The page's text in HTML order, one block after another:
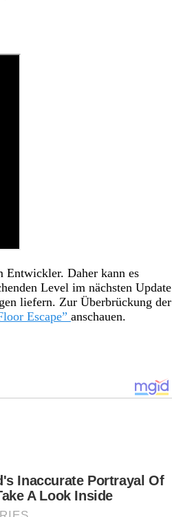
Entwickler. Daher kann es
Level im nächsten Update
liefern. Zur Überbrückung der
Escape” anschauen.